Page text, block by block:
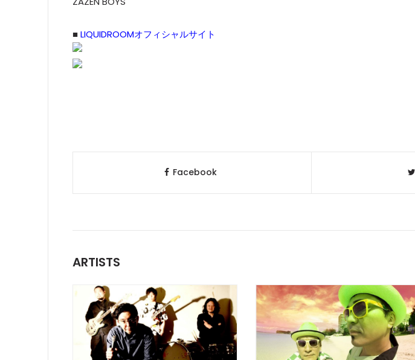
■LIQUIDROOMオフィシャルサイト
Facebook
ARTISTS